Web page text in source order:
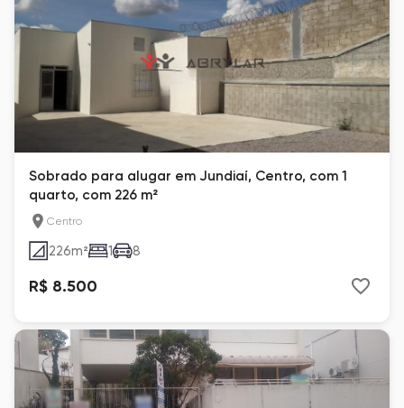
Sobrado para alugar em Jundiaí, Centro, com 1
quarto, com 226 m²
Centro
226m² 1 8
R$ 8.500